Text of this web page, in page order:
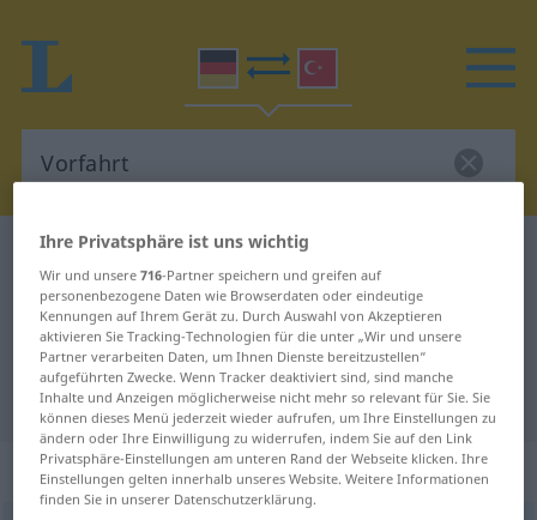
Deutsch-Türkisch Wörterbuch
Deutsch-Türkisch Übersetzung für
"Vorfahrt"
"Vorfahrt" Türkisch Übersetzung
„Vorfahrt“: weiblich
Ihre Privatsphäre ist uns wichtig
Wir und unsere716-Partner speichern und greifen auf
personenbezogene Daten wie Browserdaten oder eindeutige
Kennungen auf Ihrem Gerät zu. Durch Auswahl von Akzeptieren
aktivieren Sie Tracking-Technologien für die unter „Wir und unsere
Partner verarbeiten Daten, um Ihnen Dienste bereitzustellen“
aufgeführten Zwecke. Wenn Tracker deaktiviert sind, sind manche
Inhalte und Anzeigen möglicherweise nicht mehr so relevant für Sie. Sie
können dieses Menü jederzeit wieder aufrufen, um Ihre Einstellungen zu
ändern oder Ihre Einwilligung zu widerrufen, indem Sie auf den Link
Privatsphäre-Einstellungen am unteren Rand der Webseite klicken. Ihre
Einstellungen gelten innerhalb unseres Website. Weitere Informationen
finden Sie in unserer Datenschutzerklärung.